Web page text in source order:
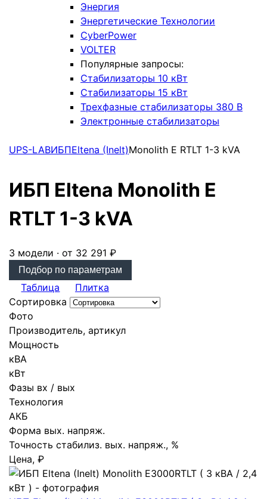
Энергия
Энергетические Технологии
CyberPower
VOLTER
Популярные запросы:
Стабилизаторы 10 кВт
Стабилизаторы 15 кВт
Трехфазные стабилизаторы 380 В
Электронные стабилизаторы
UPS-LABИБПEltena (Inelt)Monolith E RTLT 1-3 kVA
ИБП Eltena Monolith E
RTLT 1-3 kVA
3 модели · от 32 291 ₽
Подбор по параметрам
Таблица
Плитка
Сортировка
Фото
Производитель, артикул
Мощность
кВА
кВт
Фазы вх / вых
Технология
АКБ
Форма вых. напряж.
Точность стабилиз. вых. напряж., %
Цена, ₽